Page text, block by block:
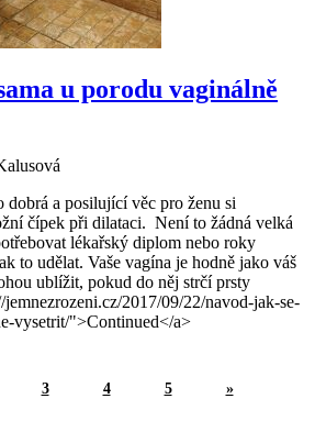
u porodu vaginálně
a posilující věc pro ženu si
čípek při dilataci. Není to žádná velká
lékařský diplom nebo roky
to udělat. Vaše vagína je hodně jako váš
ublížit, pokud do něj strčí prsty
2017/09/22/navod-jak-se-
vysetrit/">Continued</a>
3 4 5 »